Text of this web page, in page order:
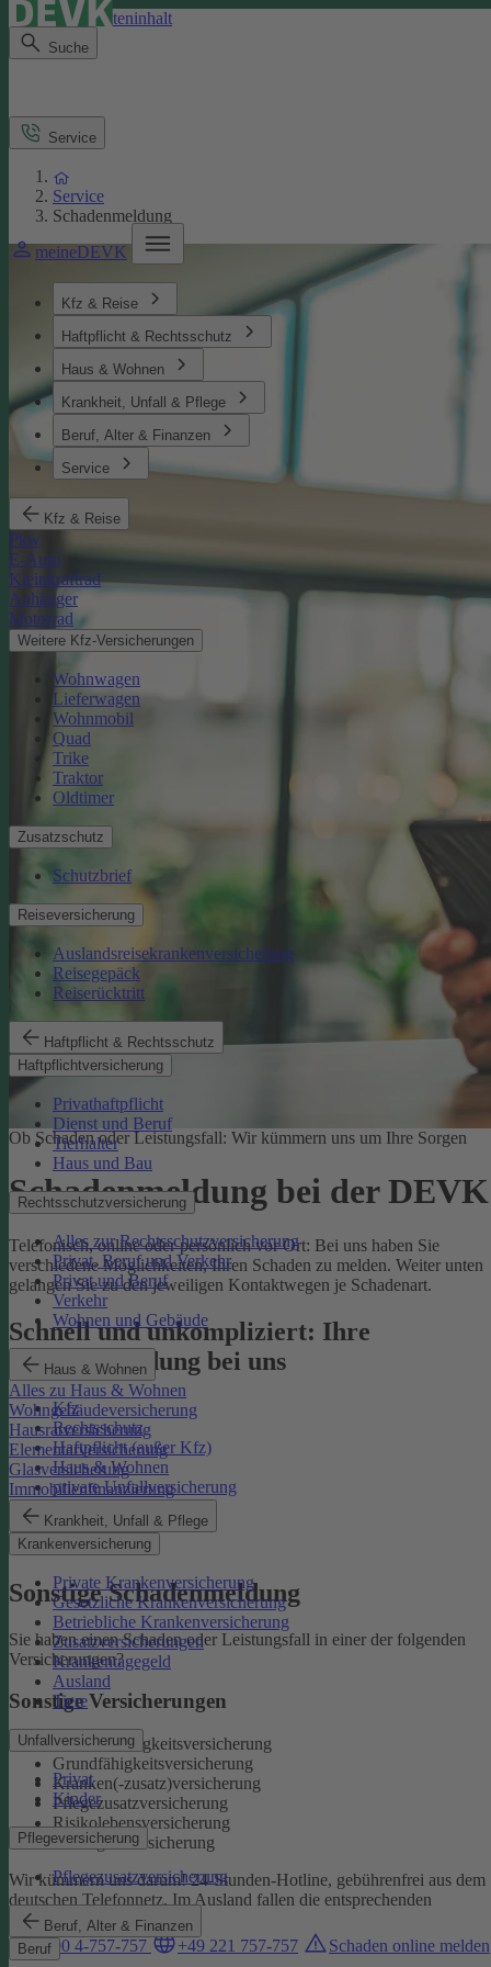
Direkt zum Seiteninhalt
Suche
meineDEVK
Kfz & Reise
Haftpflicht & Rechtsschutz
Haus & Wohnen
Krankheit, Unfall & Pflege
Beruf, Alter & Finanzen
Service
Kfz & Reise
Pkw
E-Auto
Kleinkraftrad
Anhänger
Motorrad
Weitere Kfz-Versicherungen
Wohnwagen
Lieferwagen
Wohnmobil
Quad
Trike
Traktor
Oldtimer
Zusatzschutz
Schutzbrief
Reiseversicherung
Auslandsreisekrankenversicherung
Reisegepäck
Reiserücktritt
Haftpflicht & Rechtsschutz
Haftpflichtversicherung
Privathaftpflicht
Dienst und Beruf
Tierhalter
Haus und Bau
Rechtsschutzversicherung
Alles zur Rechtsschutzversicherung
Privat, Beruf und Verkehr
Privat und Beruf
Verkehr
Wohnen und Gebäude
Haus & Wohnen
Alles zu Haus & Wohnen
Wohngebäudeversicherung
Hausratversicherung
Elementarversicherung
Glasversicherung
Immobilienfinanzierung
Krankheit, Unfall & Pflege
Krankenversicherung
Private Krankenversicherung
Gesetzliche Krankenversicherung
Betriebliche Krankenversicherung
Zusatzversicherungen
Krankentagegeld
Ausland
Tiere
Unfallversicherung
Privat
Kinder
Pflegeversicherung
Pflegezusatzversicherung
Beruf, Alter & Finanzen
Beruf
Service
Service
Schadenmeldung
Ob Schaden oder Leistungsfall: Wir kümmern uns um Ihre Sorgen
Schadenmeldung bei der DEVK
Telefonisch, online oder persönlich vor Ort: Bei uns haben Sie
verschiedene Möglichkeiten, Ihren Schaden zu melden. Weiter unten
gelangen Sie zu den jeweiligen Kontaktwegen je Schadenart.
Schnell und unkompliziert: Ihre
Schadenmeldung bei uns
Kfz
Rechtsschutz
Haftpflicht (außer Kfz)
Haus & Wohnen
private Unfallversicherung
Auslandskrankenschutz
Reiserücktritt
Reisegepäck
Sonstige Schadenmeldung
Sie haben einen Schaden oder Leistungsfall in einer der folgenden
Versicherungen?
Sonstige Versicherungen
Berufsunfähigkeitsversicherung
Grundfähigkeitsversicherung
Kranken(-zusatz)versicherung
Pflegezusatzversicherung
Risikolebensversicherung
Sterbegeldversicherung
Wir kümmern uns darum!24-Stunden-Hotline, gebührenfrei aus dem
deutschen Telefonnetz. Im Ausland fallen die entsprechenden
Landesgebühren an:
0800 4-757-757
+49 221 757-757 Schaden online melden